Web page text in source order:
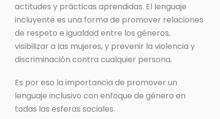
actitudes y prácticas aprendidas. El lenguaje
incluyente es una forma de promover relaciones
de respeto e igualdad entre los géneros,
visibilizar a las mujeres, y prevenir la violencia y
discriminación contra cualquier persona.
Es por eso la importancia de promover un
lenguaje inclusivo con enfoque de género en
todas las esferas sociales.